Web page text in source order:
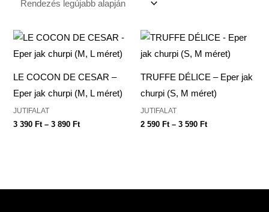
LE COCON DE CESAR –
Eper jak churpi (M, L méret)
JUTIFALAT
3 390 Ft – 3 890 Ft
Ártartomány:
390 Ft
3
TRUFFE DÉLICE – Eper jak
churpi (S, M méret)
JUTIFALAT
2 590 Ft – 3 590 Ft
Ártartomány:
590 Ft
3